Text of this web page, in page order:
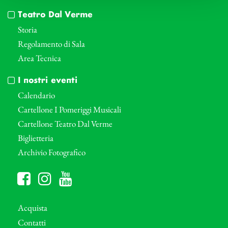
Teatro Dal Verme
Storia
Regolamento di Sala
Area Tecnica
I nostri eventi
Calendario
Cartellone I Pomeriggi Musicali
Cartellone Teatro Dal Verme
Biglietteria
Archivio Fotografico
Acquista
Contatti